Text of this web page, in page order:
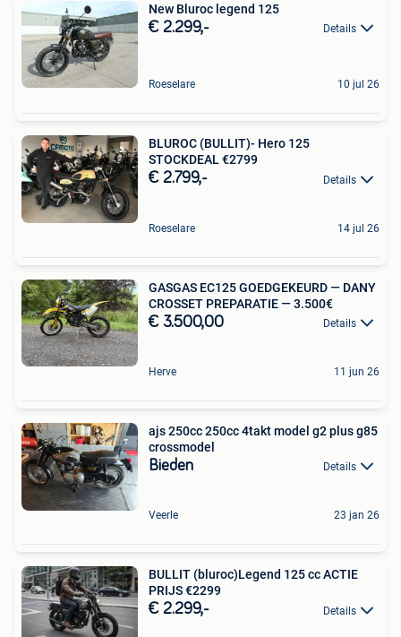
New Bluroc legend 125
€ 2.299,- Details
Roeselare 10 jul 26
BLUROC (BULLIT)- Hero 125
STOCKDEAL €2799
€ 2.799,- Details
Roeselare 14 jul 26
GASGAS EC125 GOEDGEKEURD — DANY
CROSSET PREPARATIE — 3.500€
€ 3.500,00 Details
Herve 11 jun 26
ajs 250cc 250cc 4takt model g2 plus g85
crossmodel
Bieden Details
Veerle 23 jan 26
BULLIT (bluroc)Legend 125 cc ACTIE
PRIJS €2299
€ 2.299,- Details